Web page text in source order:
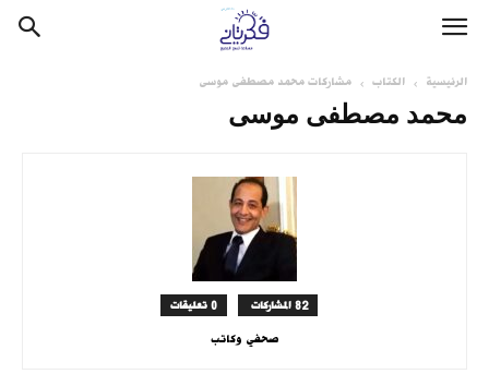
الرئيسية الكتاب مشاركات محمد مصطفى موسى
محمد مصطفى موسى
82 المشاركات 0 تعليقات
صحفي وكاتب